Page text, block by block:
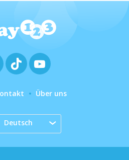
Über uns
Deutsch